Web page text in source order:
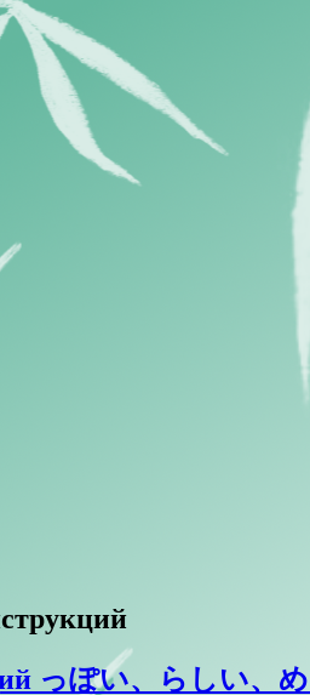
っぽい、らしい、め